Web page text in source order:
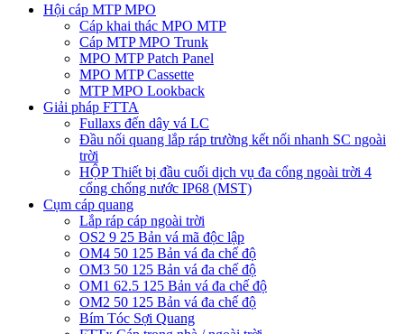
Hội cáp MTP MPO
Cáp khai thác MPO MTP
Cáp MTP MPO Trunk
MPO MTP Patch Panel
MPO MTP Cassette
MTP MPO Lookback
Giải pháp FTTA
Fullaxs đến dây vá LC
Đầu nối quang lắp ráp trường kết nối nhanh SC ngoài
trời
HỘP Thiết bị đầu cuối dịch vụ đa cổng ngoài trời 4
cổng chống nước IP68 (MST)
Cụm cáp quang
Lắp ráp cáp ngoài trời
OS2 9 25 Bản vá mã độc lập
OM4 50 125 Bản vá đa chế độ
OM3 50 125 Bản vá đa chế độ
OM1 62.5 125 Bản vá đa chế độ
OM2 50 125 Bản vá đa chế độ
Bím Tóc Sợi Quang